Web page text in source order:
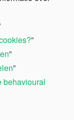
”
”
”
behavioural